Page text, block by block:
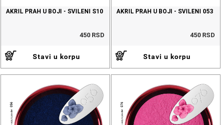
AKRIL PRAH U BOJI - SVILENI S10
450 RSD
Stavi u korpu
AKRIL PRAH U BOJI - SVILENI 053
450 RSD
Stavi u korpu